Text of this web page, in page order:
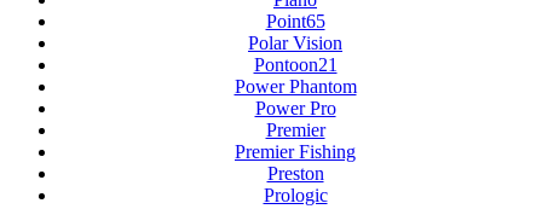
Point65
Polar Vision
Pontoon21
Power Phantom
Power Pro
Premier
Premier Fishing
Preston
Prologic